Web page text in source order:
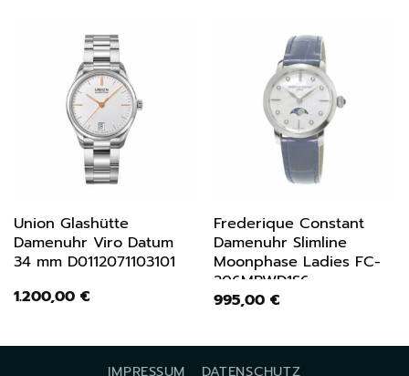
Union Glashütte
Damenuhr Viro Datum
34 mm D0112071103101
1.200,00 €
Frederique Constant
Damenuhr Slimline
Moonphase Ladies FC-
206MPWD1S6
995,00 €
IMPRESSUM DATENSCHUTZ